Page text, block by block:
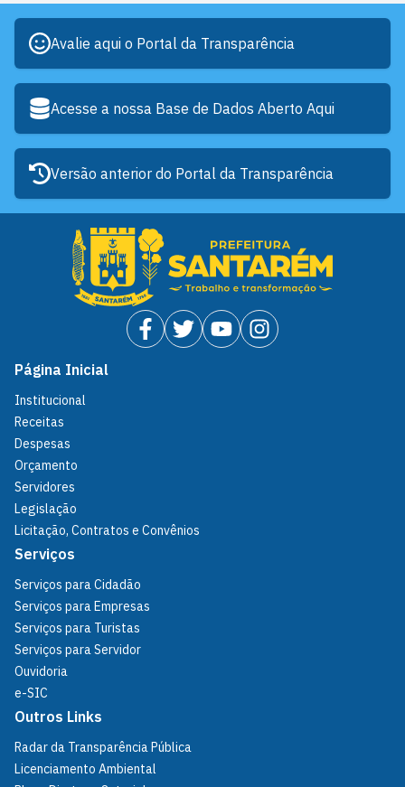
Avalie aqui o Portal da Transparência
Acesse a nossa Base de Dados Aberto Aqui
Versão anterior do Portal da Transparência
Página Inicial
Institucional
Receitas
Despesas
Orçamento
Servidores
Legislação
Licitação, Contratos e Convênios
Serviços
Serviços para Cidadão
Serviços para Empresas
Serviços para Turistas
Serviços para Servidor
Ouvidoria
e-SIC
Outros Links
Radar da Transparência Pública
Licenciamento Ambiental